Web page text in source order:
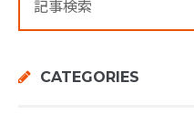
CATEGORIES